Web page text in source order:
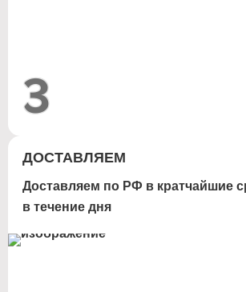
3
ДОСТАВЛЯЕМ
Доставляем по РФ в кратчайшие
в течение дня